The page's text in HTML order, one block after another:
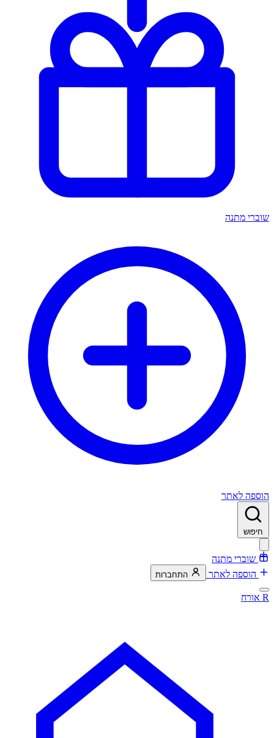
שוברי מתנה
הוספה לאתר
חיפוש
שוברי מתנה
הוספה לאתר
התחברות
R אורח